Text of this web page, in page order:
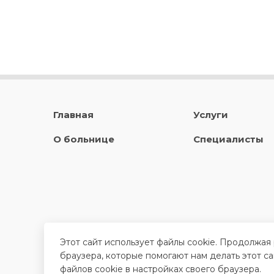
Главная
О больнице
Услуги
Специалисты
Этот сайт использует файлы cookie.
браузера, которые помогают нам делать этот
файлов cookie в настройках своего браузера.